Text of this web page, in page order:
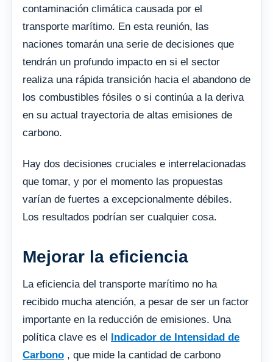
contaminación climática causada por el
transporte marítimo. En esta reunión, las
naciones tomarán una serie de decisiones que
tendrán un profundo impacto en si el sector
realiza una rápida transición hacia el abandono de
los combustibles fósiles o si continúa a la deriva
en su actual trayectoria de altas emisiones de
carbono.
Hay dos decisiones cruciales e interrelacionadas
que tomar, y por el momento las propuestas
varían de fuertes a excepcionalmente débiles.
Los resultados podrían ser cualquier cosa.
Mejorar la eficiencia
La eficiencia del transporte marítimo no ha
recibido mucha atención, a pesar de ser un factor
importante en la reducción de emisiones. Una
política clave es el
Indicador de Intensidad de
Carbono , que mide la cantidad de carbono